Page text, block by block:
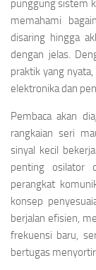
punggung sistem
memahami
disaring hingga
dengan jelas.
praktik yang
elektronika dan
Pembaca akan
rangkaian seri
sinyal kecil
penting osilator
perangkat
konsep
berjalan efisien,
frekuensi baru,
bertugas